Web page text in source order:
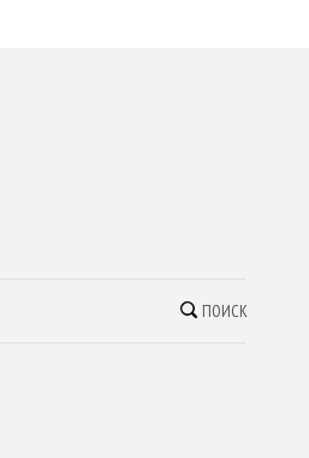
ПОИСК